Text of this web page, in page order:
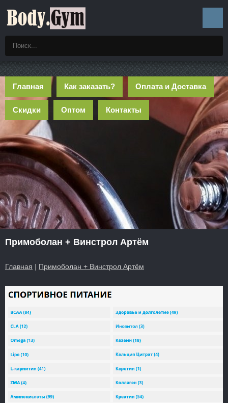
Главная Как заказать? Оплата и Доставка
Скидки Оптом Контакты
Примоболан + Винстрол Артём
Главная | Примоболан + Винстрол Артём